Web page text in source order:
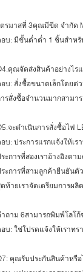
รมาสที่ 3คุณมีขีด จำกัด
บ: มีขั้นต่ำต่ำ 1 ชิ้นสำหรั
คุณจัดส่งสินค้าอย่างไร
บ: สั่งซื้อขนาดเล็กโดยด่
รสั่งซื้อจำนวนมากสามา
จะดำเนินการสั่งซื้อไฟ
บ: ประการแรกแจ้งให้เ
ะการที่สองเราอ้างอิงต
ะการที่สามลูกค้ายืนยันตั
ท้ายเราจัดเตรียมการผลิต
ถาม 6สามารถพิมพ์โลโ
บ: ใช่โปรดแจ้งให้เราท
คุณรับประกันสินค้าหรือ